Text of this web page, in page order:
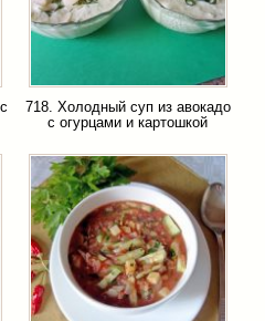
718. Холодный суп из авокадо
с огурцами и картошкой